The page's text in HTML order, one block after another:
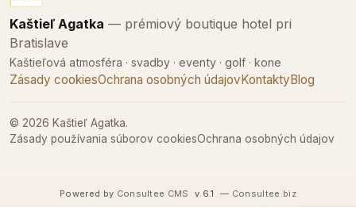
Kaštieľ Agatka — prémiový boutique hotel pri
Bratislave
Kaštieľová atmosféra · svadby · eventy · golf · kone
Zásady cookiesOchrana osobných údajov Kontakty Blog
© 2026 Kaštieľ Agatka.
Zásady používania súborov cookiesOchrana osobných údajov
Powered by Consultee CMS v.6.1 — Consultee.biz